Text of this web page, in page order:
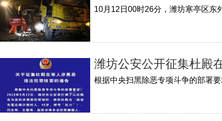
潍坊公安公开征集杜殿